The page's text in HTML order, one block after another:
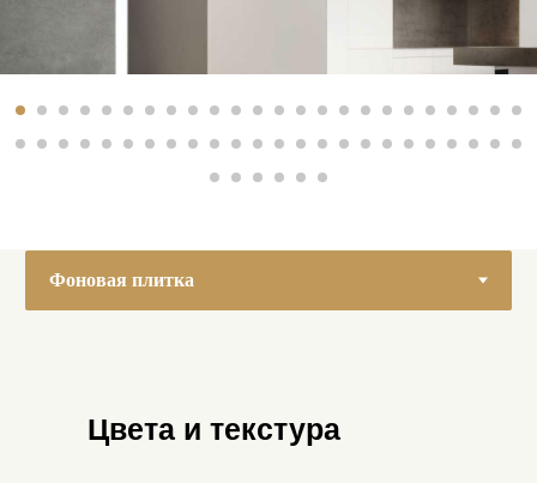
Цвета и текстура